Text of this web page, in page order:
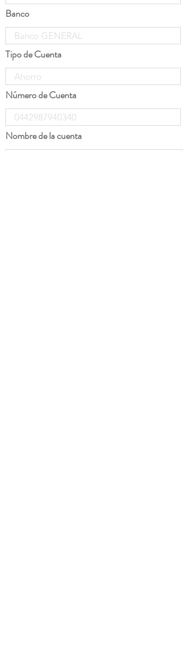
Banco
Tipo de Cuenta
Número de Cuenta
Nombre de la cuenta